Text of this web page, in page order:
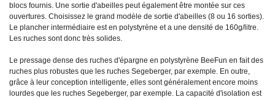
blocs fournis. Une sortie d'abeilles peut également être montée sur ces
ouvertures. Choisissez le grand modèle de sortie d'abeilles (8 ou 16 sorties).
Le plancher intermédiaire est en polystyrène et a une densité de 160g/litre.
Les ruches sont donc très solides.
Le pressage dense des ruches d'épargne en polystyrène BeeFun en fait des
ruches plus robustes que les ruches Segeberger, par exemple. En outre,
grâce à leur conception intelligente, elles sont généralement encore moins
lourdes que les ruches Segeberger, par exemple. La capacité d'isolation est